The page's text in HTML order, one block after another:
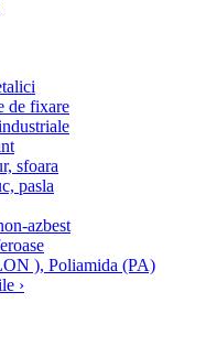
de fixare
sfoara
pasla
azbest
), Poliamida (PA)
›